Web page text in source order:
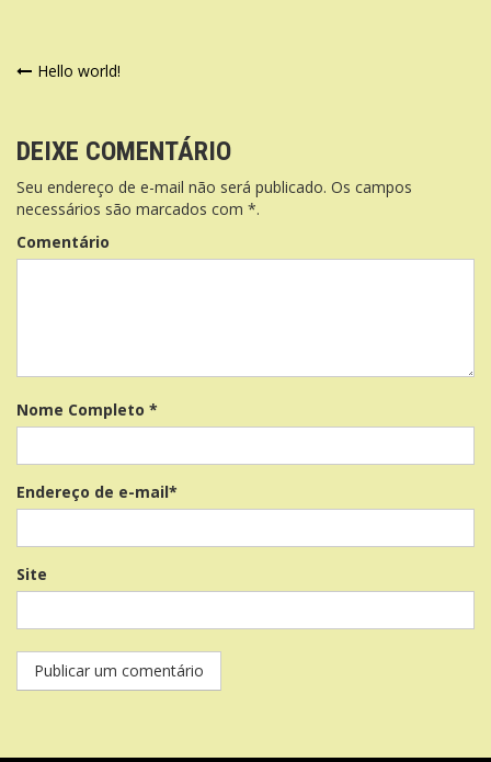
Navegação
Post
Hello world!
DEIXE COMENTÁRIO
Seu endereço de e-mail não será publicado. Os campos
necessários são marcados com *.
Comentário
Nome Completo *
Endereço de e-mail*
Site